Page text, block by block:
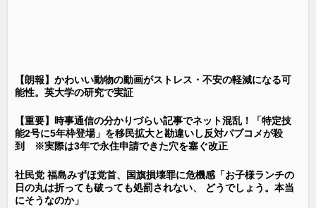
【朗報】かわいい動物の動画がストレス・不安の軽減になる可
能性。英大学の研究で実証
【重要】時事通信の分かりづらい記事でネット混乱！「特定技
能2号に5年枠登場」を移民拡大と勘違いし反対パブコメが殺
到 ※実際は3年で永住申請できた穴を塞ぐ改正
社民党 福島みずほ党首、国旗損壊罪に危機感「お子様ランチの
日の丸は折っても破っても処罰されない、 どうでしょう。本当
にそうなのか」